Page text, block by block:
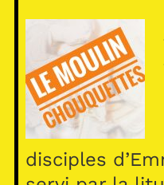
disciples